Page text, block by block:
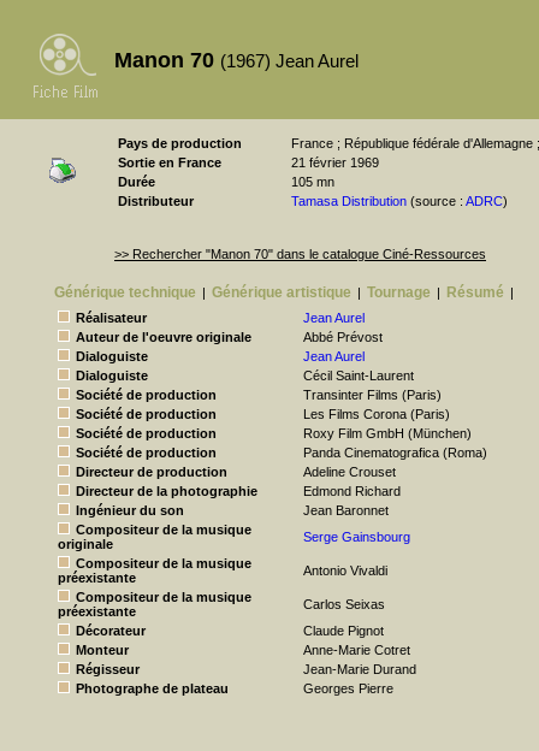
Manon 70 (1967) Jean Aurel
Pays de production
France ; République fédérale d'Allemagne
Sortie en France
21 février 1969
Durée
105 mn
Distributeur
Tamasa Distribution (source : ADRC)
>> Rechercher "Manon 70" dans le catalogue Ciné-Ressources
Générique technique | Générique artistique | Tournage | Résumé |
Réalisateur
Jean Aurel
Auteur de l'oeuvre originale
Abbé Prévost
Dialoguiste
Jean Aurel
Dialoguiste
Cécil Saint-Laurent
Société de production
Transinter Films (Paris)
Société de production
Les Films Corona (Paris)
Société de production
Roxy Film GmbH (München)
Société de production
Panda Cinematografica (Roma)
Directeur de production
Adeline Crouset
Directeur de la photographie
Edmond Richard
Ingénieur du son
Jean Baronnet
Compositeur de la musique
originale
Serge Gainsbourg
Compositeur de la musique
préexistante
Antonio Vivaldi
Compositeur de la musique
préexistante
Carlos Seixas
Décorateur
Claude Pignot
Monteur
Anne-Marie Cotret
Régisseur
Jean-Marie Durand
Photographe de plateau
Georges Pierre